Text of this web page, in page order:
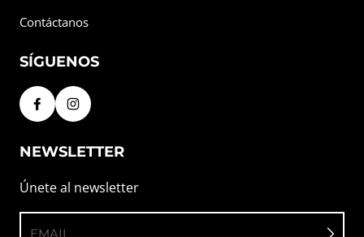
Contáctanos
SÍGUENOS
NEWSLETTER
Únete al newsletter
EMAIL